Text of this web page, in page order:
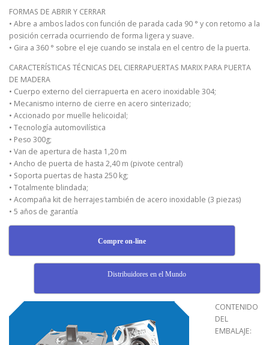
FORMAS DE ABRIR Y CERRAR
• Abre a ambos lados con función de parada cada 90 ° y con retomo a la
posición cerrada ocurriendo de forma ligera y suave.
• Gira a 360 ° sobre el eje cuando se instala en el centro de la puerta.
CARACTERÍSTICAS TÉCNICAS DEL CIERRAPUERTAS MARIX PARA PUERTA
DE MADERA
• Cuerpo externo del cierrapuerta en acero inoxidable 304;
• Mecanismo interno de cierre en acero sinterizado;
• Accionado por muelle helicoidal;
• Tecnología automovilística
• Peso 300g;
• Van de apertura de hasta 1,20 m
• Ancho de puerta de hasta 2,40 m (pivote central)
• Soporta puertas de hasta 250 kg;
• Totalmente blindada;
• Acompaña kit de herrajes también de acero inoxidable (3 piezas)
• 5 años de garantía
Compre on-line
Distribuidores en el Mundo
CONTENIDO
DEL
EMBALAJE: